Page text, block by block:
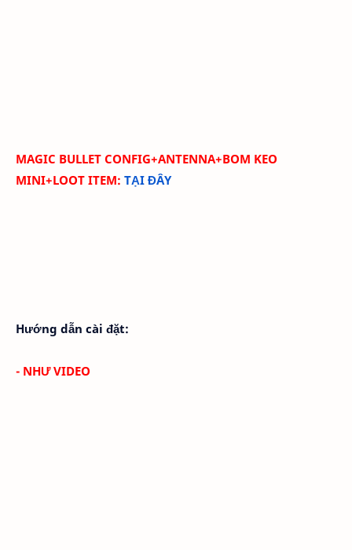
MAGIC BULLET CONFIG+ANTENNA+BOM KEO
MINI+LOOT ITEM: TẠI ĐÂY
Hướng dẫn cài đặt:
- NHƯ VIDEO